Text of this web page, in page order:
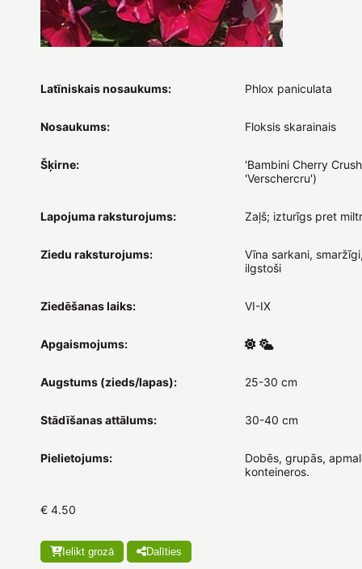
Latīniskais nosaukums: Phlox paniculata
Nosaukums: Floksis skarainais
Šķirne:
'Bambini Cherry
'Verschercru')
Lapojuma raksturojums: Zaļš; izturīgs pret
Ziedu raksturojums:
Vīna sarkani,
ilgstoši
Ziedēšanas laiks: VI-IX
Apgaismojums:
Augstums (zieds/lapas): 25-30 cm
Stādīšanas attālums: 30-40 cm
Pielietojums:
Dobēs, grupās,
konteineros.
€ 4.50
Ielikt grozā Dalīties